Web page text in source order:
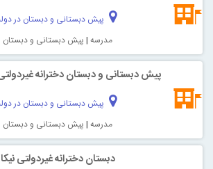
پیش دبستانی و دبستان در
مدرسه | پیش دبستانی و دبستان
پیش دبستانی و دبستان دخترانه
پیش دبستانی و دبستان در
مدرسه | پیش دبستانی و دبستان
دبستان دخترانه غیردولتی نیکا